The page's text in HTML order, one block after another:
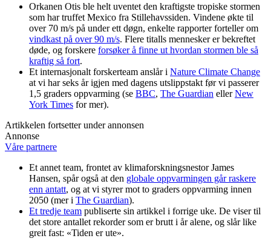
Orkanen Otis ble helt uventet den kraftigste tropiske stormen
som har truffet Mexico fra Stillehavssiden. Vindene økte til
over 70 m/s på under ett døgn, enkelte rapporter forteller om
vindkast på over 90 m/s. Flere titalls mennesker er bekreftet
døde, og forskere forsøker å finne ut hvordan stormen ble så
kraftig så fort.
Et internasjonalt forskerteam anslår i Nature Climate Change
at vi har seks år igjen med dagens utslippstakt før vi passerer
1,5 graders oppvarming (se BBC, The Guardian ellerNew
York Times for mer).
Artikkelen fortsetter under annonsen
Annonse
Våre partnere
Et annet team, frontet av klimaforskningsnestor James
Hansen, spår også at den globale oppvarmingen går raskere
enn antatt, og at vi styrer mot to graders oppvarming innen
2050 (mer i The Guardian).
Et tredje team publiserte sin artikkel i forrige uke. De viser til
det store antallet rekorder som er brutt i år alene, og slår like
greit fast: «Tiden er ute».